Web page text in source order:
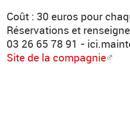
Coût : 30 euros pour
Réservations et
03 26 65 78 91 -
Site de la compagnie